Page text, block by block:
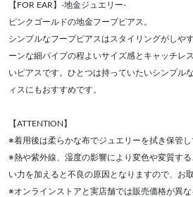
【FOR EAR】-地金ジュエリー-
ピンクゴールドの地金フープピアス。
シンプルなフープピアスはスタイリングがしや
ーンな細パイプの程よいサイズ感とキャッチレ
いピアスです。ひとつは持っていたいシンプル
ィスにもおすすめです。
【ATTENTION】
※着用後は柔らかな布でジュエリーを拭き保管し
※熱や紫外線、湿度の影響により変色や変質す
い力を加えると不良の原因となりますので、お
※オンラインストアと実店舗では販売価格が異